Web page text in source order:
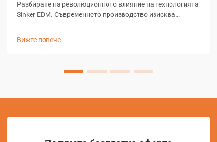
Разбиране на революционното влияние на технологията
Sinker EDM. Съвременното производство изисква
Вижте повече